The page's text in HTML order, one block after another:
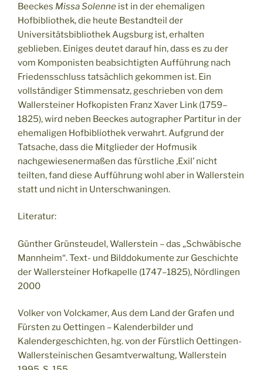
Beeckes Missa Solenne ist in der ehemaligen
Hofbibliothek, die heute Bestandteil der
Universitätsbibliothek Augsburg ist, erhalten
geblieben. Einiges deutet darauf hin, dass es zu der
vom Komponisten beabsichtigten Aufführung nach
Friedensschluss tatsächlich gekommen ist. Ein
vollständiger Stimmensatz, geschrieben von dem
Wallersteiner Hofkopisten Franz Xaver Link (1759–
1825), wird neben Beeckes autographer Partitur in der
ehemaligen Hofbibliothek verwahrt. Aufgrund der
Tatsache, dass die Mitglieder der Hofmusik
nachgewiesenermaßen das fürstliche ‚Exil’ nicht
teilten, fand diese Aufführung wohl aber in Wallerstein
statt und nicht in Unterschwaningen.
Literatur:
Günther Grünsteudel, Wallerstein – das „Schwäbische
Mannheim“. Text- und Bilddokumente zur Geschichte
der Wallersteiner Hofkapelle (1747–1825), Nördlingen
2000
Volker von Volckamer, Aus dem Land der Grafen und
Fürsten zu Oettingen – Kalenderbilder und
Kalendergeschichten, hg. von der Fürstlich Oettingen-
Wallersteinischen Gesamtverwaltung, Wallerstein